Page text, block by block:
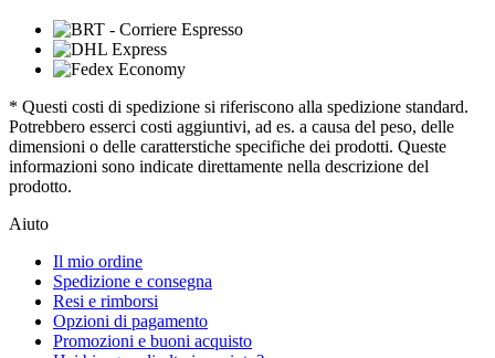
* Questi costi di spedizione si riferiscono alla spedizione standard.
Potrebbero esserci costi aggiuntivi, ad es. a causa del peso, delle
dimensioni o delle caratterstiche specifiche dei prodotti. Queste
informazioni sono indicate direttamente nella descrizione del
prodotto.
Aiuto
Il mio ordine
Spedizione e consegna
Resi e rimborsi
Opzioni di pagamento
Promozioni e buoni acquisto